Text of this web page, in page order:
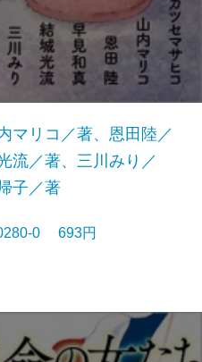
マリコ／著、恩田陸／
流／著、三川みり／
子／著
0 693円